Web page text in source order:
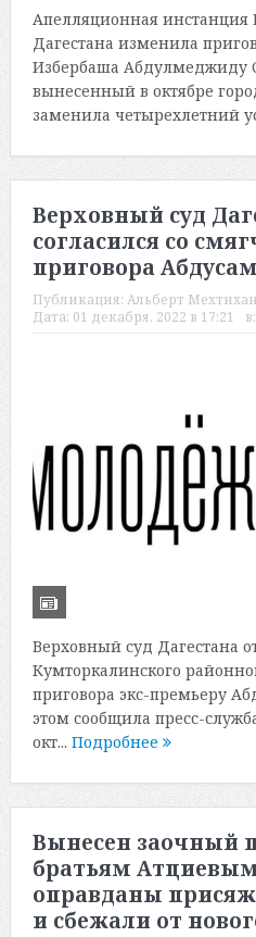
Апелляционная инстанция
Дагестана изменила
Избербаша Абдулмеджиду
вынесенный в октябре
заменила четырехлетний
Верховный суд
согласился со
приговора
Публикация: Альберт
Дата: 01 декабря, 2022 в 17:21 в:
Верховный суд Дагестана
Кумторкалинского
приговора экс-премьеру
этом сообщила пресс-
окт... Подробнее
Вынесен заочный
братьям
оправданы
и сбежали от